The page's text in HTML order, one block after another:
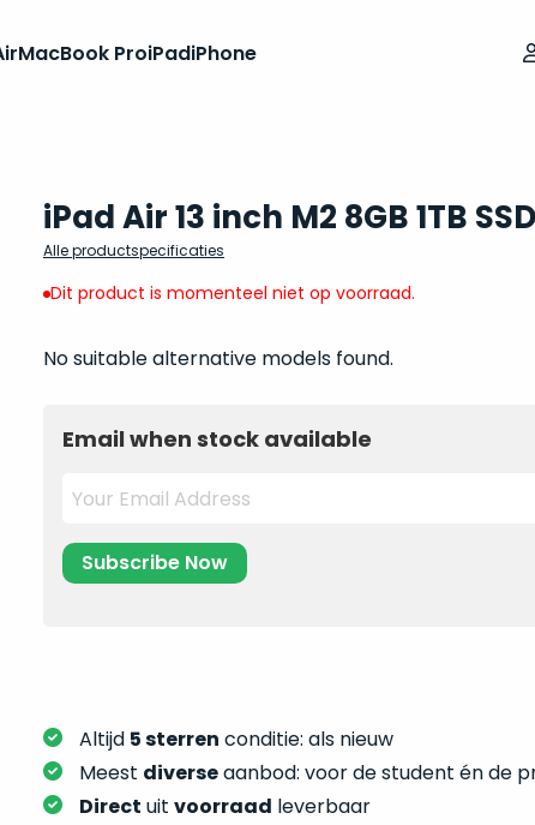
MacBook ProiPadiPhone
iPad Air 13 inch M2 8GB 1TB
Alle productspecificaties
Dit product is momenteel niet op voorraad.
No suitable alternative models found.
Email when stock available
Altijd 5 sterren conditie: als nieuw
Meest diverseaanbod: voor de student én de
Direct uit voorraad leverbaar